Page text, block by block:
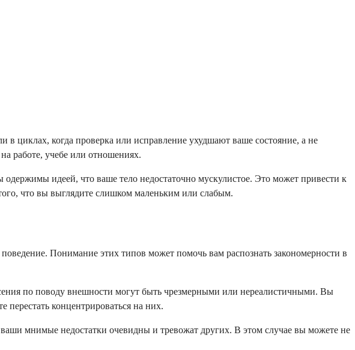
циклах, когда проверка или исправление ухудшают ваше состояние, а не
работе, учебе или отношениях.
идеей, что ваше тело недостаточно мускулистое. Это может привести к
что вы выглядите слишком маленьким или слабым.
Понимание этих типов может помочь вам распознать закономерности в
по поводу внешности могут быть чрезмерными или нереалистичными. Вы
перестать концентрироваться на них.
мнимые недостатки очевидны и тревожат других. В этом случае вы можете не